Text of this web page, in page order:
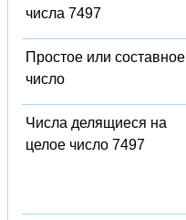
числа 7497
Простое или составное
число
Числа делящиеся на
целое число 7497